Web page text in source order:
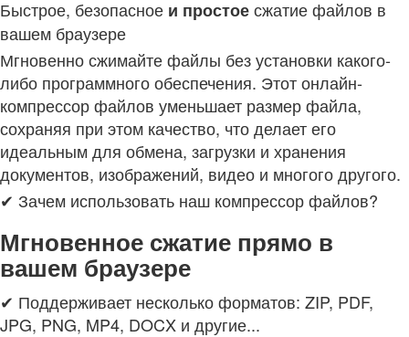
Быстрое, безопасное и простоесжатие файлов в
вашем браузере
Мгновенно сжимайте файлы без установки какого-
либо программного обеспечения. Этот онлайн-
компрессор файлов уменьшает размер файла,
сохраняя при этом качество, что делает его
идеальным для обмена, загрузки и хранения
документов, изображений, видео и многого другого.
✔ Зачем использовать наш компрессор файлов?
Мгновенное сжатие прямо в
вашем браузере
✔ Поддерживает несколько форматов: ZIP, PDF,
JPG, PNG, MP4, DOCX и другие...